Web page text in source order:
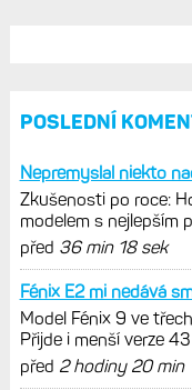
AKTUÁLNĚ NA
Hodinky
satelitní